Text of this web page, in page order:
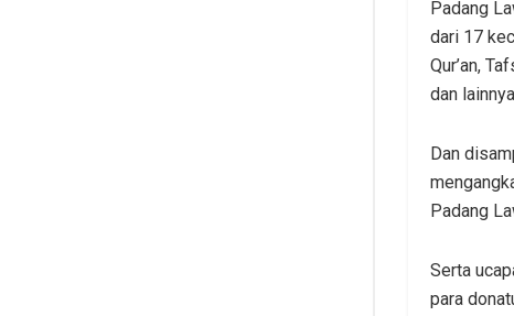
Padang
dari 17
Qur’an,
dan
Dan
Padang
Serta
para